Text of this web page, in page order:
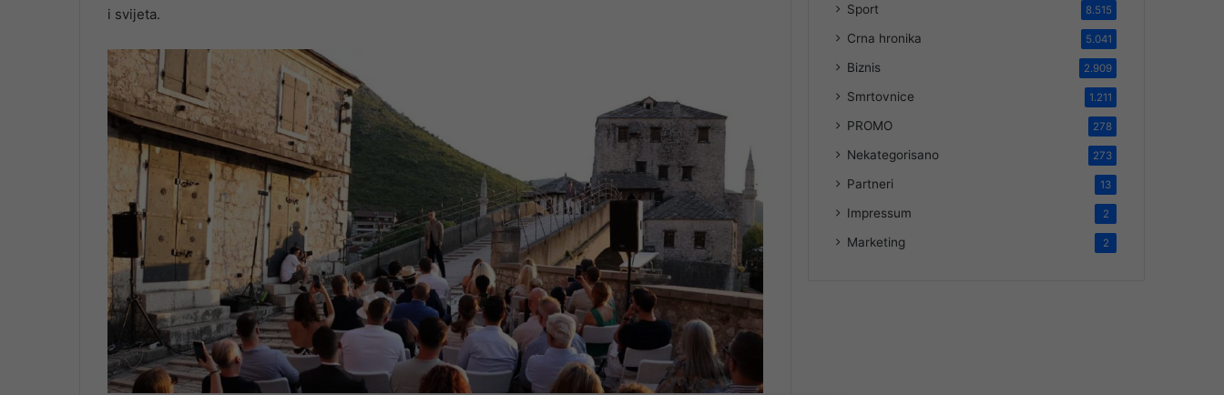
i svijeta.
Sport 8.515
Crna hronika 5.041
Biznis 2.909
Smrtovnice 1.211
PROMO 278
Nekategorisano 273
Partneri 13
Impressum 2
Marketing 2